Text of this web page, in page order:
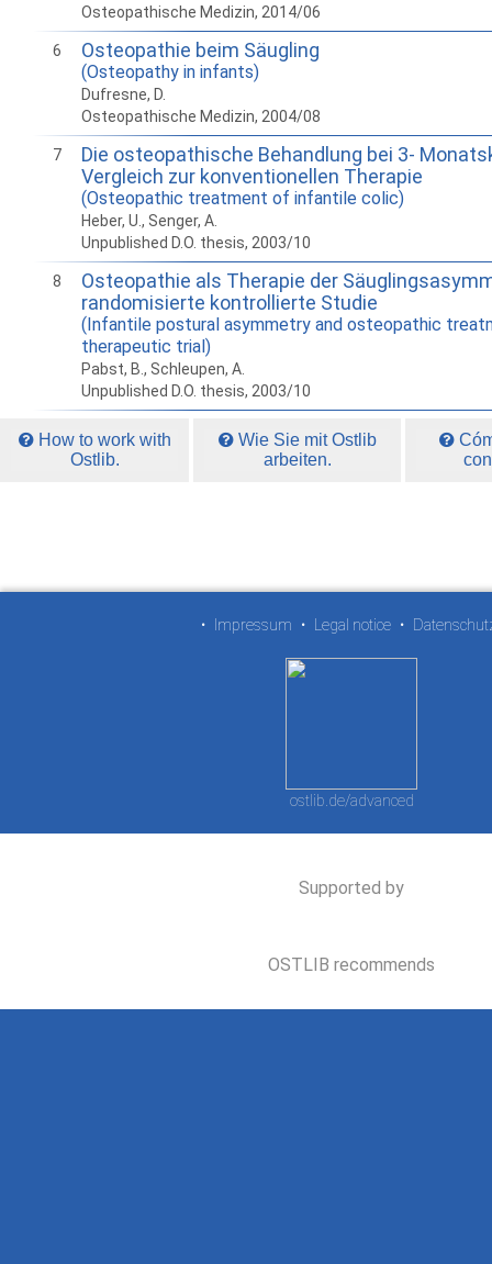
Osteopathische Medizin, 2014/06
6 Osteopathie beim Säugling
(Osteopathy in infants)
Dufresne, D.
Osteopathische Medizin, 2004/08
7
Die osteopathische Behandlung bei 3-
Vergleich zur konventionellen Therapie
(Osteopathic treatment of infantile colic)
Heber, U., Senger, A.
Unpublished D.O. thesis, 2003/10
8
Osteopathie als Therapie der
randomisierte kontrollierte Studie
(Infantile postural asymmetry and osteopathic
therapeutic trial)
Pabst, B., Schleupen, A.
Unpublished D.O. thesis, 2003/10
How to work with
Ostlib.
Wie Sie mit Ostlib
arbeiten.
• Impressum • Legal notice •
ostlib.de/advanced
Supported by
OSTLIB recommends